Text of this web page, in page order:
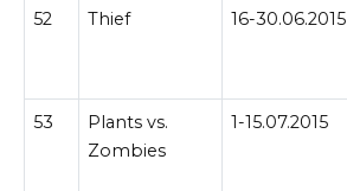
52 Thief 16-30.06.2015
53
Plants vs.
Zombies
1-15.07.2015